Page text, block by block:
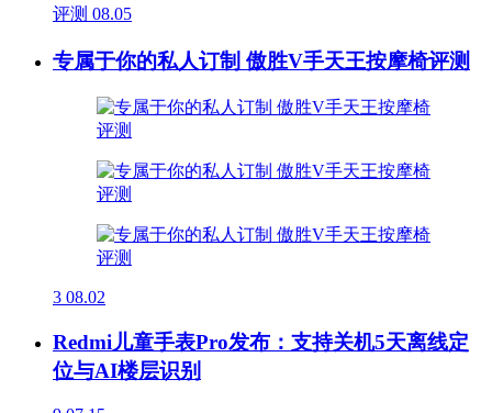
评测 08.05
专属于你的私人订制 傲胜V手天王按摩椅评测
3 08.02
Redmi儿童手表Pro发布：支持关机5天离线定
位与AI楼层识别